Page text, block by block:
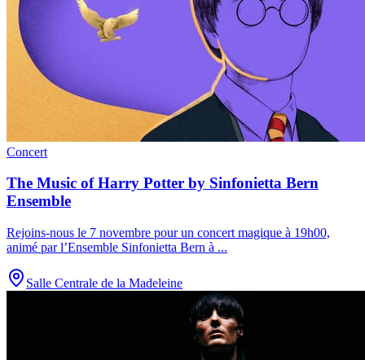
Concert
The Music of Harry Potter by Sinfonietta Bern
Ensemble
Rejoins-nous le 7 novembre pour un concert magique à 19h00,
animé par l’Ensemble Sinfonietta Bern à ...
Salle Centrale de la Madeleine